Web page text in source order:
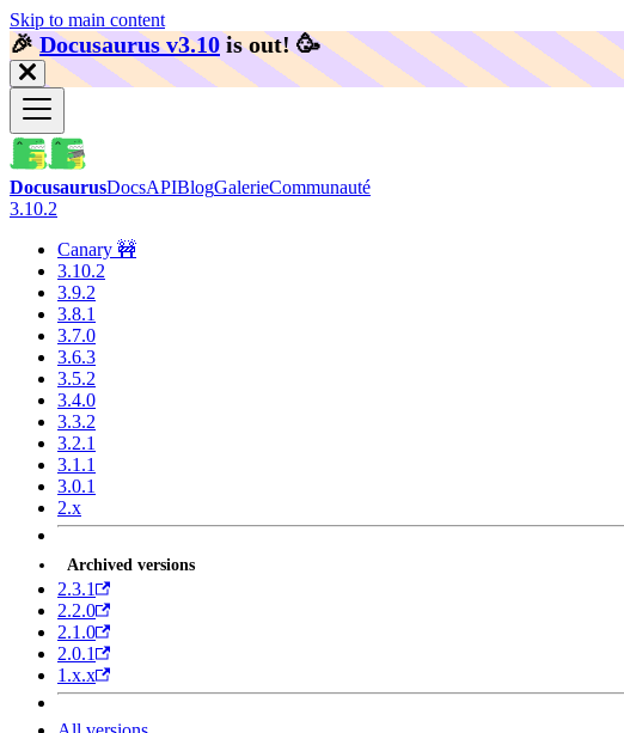
Skip to main content
🎉️Docusaurus v3.10 is out! 🥳️
DocusaurusDocsAPIBlogGalerieCommunauté
3.10.2
Canary 🚧
3.10.2
3.9.2
3.8.1
3.7.0
3.6.3
3.5.2
3.4.0
3.3.2
3.2.1
3.1.1
3.0.1
2.x
Archived versions
2.3.1
2.2.0
2.1.0
2.0.1
1.x.x